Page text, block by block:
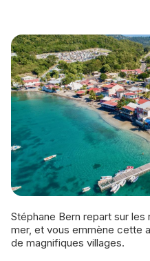
Stéphane Bern repart sur les routes de France et d’Outre-
mer, et vous emmène cette
de magnifiques villages.